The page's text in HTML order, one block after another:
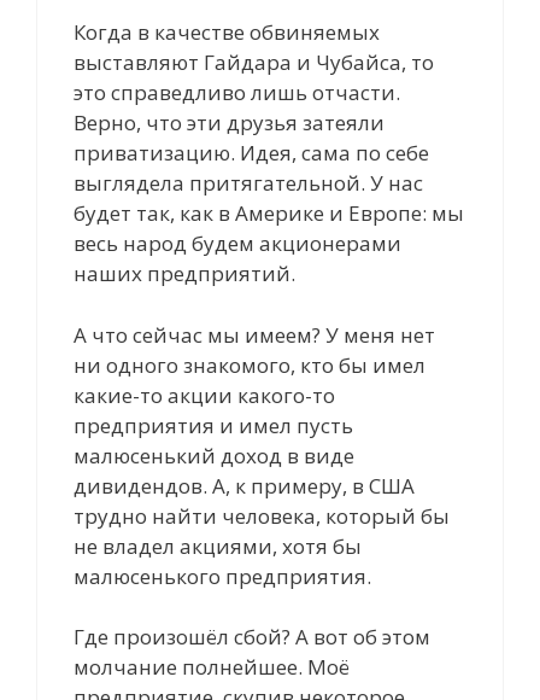
Когда в качестве обвиняемых
выставляют Гайдара и Чубайса, то
это справедливо лишь отчасти.
Верно, что эти друзья затеяли
приватизацию. Идея, сама по себе
выглядела притягательной. У нас
будет так, как в Америке и Европе: мы
весь народ будем акционерами
наших предприятий.
А что сейчас мы имеем? У меня нет
ни одного знакомого, кто бы имел
какие-то акции какого-то
предприятия и имел пусть
малюсенький доход в виде
дивидендов. А, к примеру, в США
трудно найти человека, который бы
не владел акциями, хотя бы
малюсенького предприятия.
Где произошёл сбой? А вот об этом
молчание полнейшее. Моё